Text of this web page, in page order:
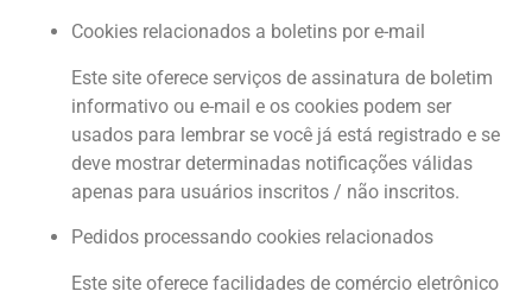
Cookies relacionados a boletins por e-mail
Este site oferece serviços de assinatura de boletim
informativo ou e-mail e os cookies podem ser
usados para lembrar se você já está registrado e se
deve mostrar determinadas notificações válidas
apenas para usuários inscritos / não inscritos.
Pedidos processando cookies relacionados
Este site oferece facilidades de comércio eletrônico